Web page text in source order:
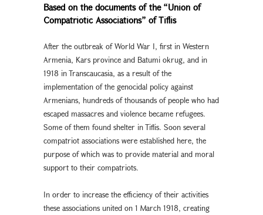
Based on the documents of the “Union of
Compatriotic Associations” of Tiflis
After the outbreak of World War I, first in Western
Armenia, Kars province and Batumi okrug, and in
1918 in Transcaucasia, as a result of the
implementation of the genocidal policy against
Armenians, hundreds of thousands of people who had
escaped massacres and violence became refugees.
Some of them found shelter in Tiflis. Soon several
compatriot associations were established here, the
purpose of which was to provide material and moral
support to their compatriots.
In order to increase the efficiency of their activities
these associations united on 1 March 1918, creating